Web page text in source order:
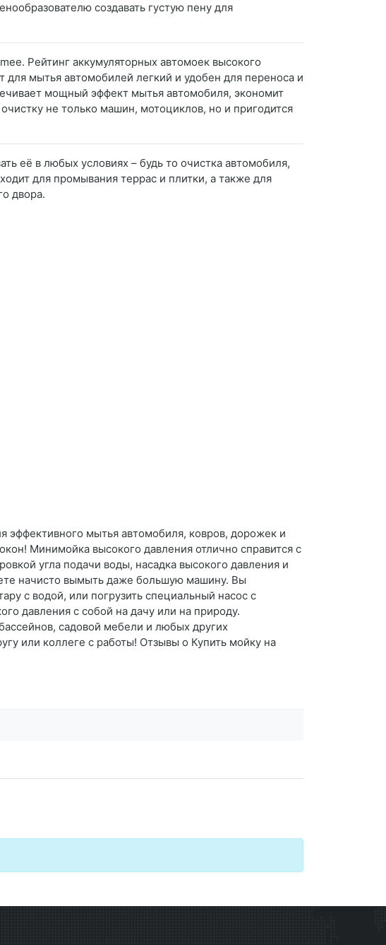
создавать густую пену для
Рейтинг аккумуляторных автомоек высокого
для мытья автомобилей легкий и удобен для переноса и
мощный эффект мытья автомобиля, экономит
не только машин, мотоциклов, но и пригодится
её в любых условиях – будь то очистка автомобиля,
для промывания террас и плитки, а также для
двора.
эффективного мытья автомобиля, ковров, дорожек и
Минимойка высокого давления отлично справится с
угла подачи воды, насадка высокого давления и
начисто вымыть даже большую машину. Вы
с водой, или погрузить специальный насос с
давления с собой на дачу или на природу.
садовой мебели и любых других
или коллеге с работы! Отзывы о Купить мойку на